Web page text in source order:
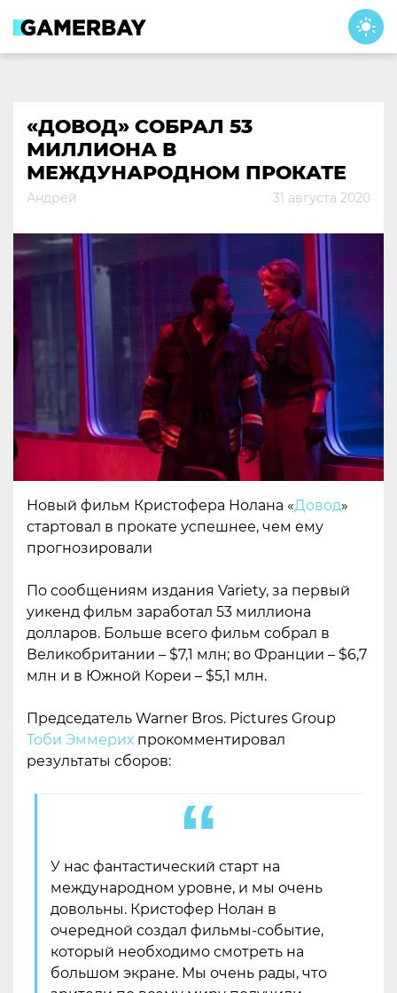
content
«ДОВОД» СОБРАЛ 53
МИЛЛИОНА В
МЕЖДУНАРОДНОМ ПРОКАТЕ
Андрей 31 августа 2020
Новый фильм Кристофера Нолана «Довод»
стартовал в прокате успешнее, чем ему
прогнозировали
По сообщениям издания Variety, за первый
уикенд фильм заработал 53 миллиона
долларов. Больше всего фильм собрал в
Великобритании – $7,1 млн; во Франции – $6,7
млн и в Южной Кореи – $5,1 млн.
Председатель Warner Bros. Pictures Group
Тоби Эммерих прокомментировал
результаты сборов:
У нас фантастический старт на
международном уровне, и мы очень
довольны. Кристофер Нолан в
очередной создал фильмы-событие,
который необходимо смотреть на
большом экране. Мы очень рады, что